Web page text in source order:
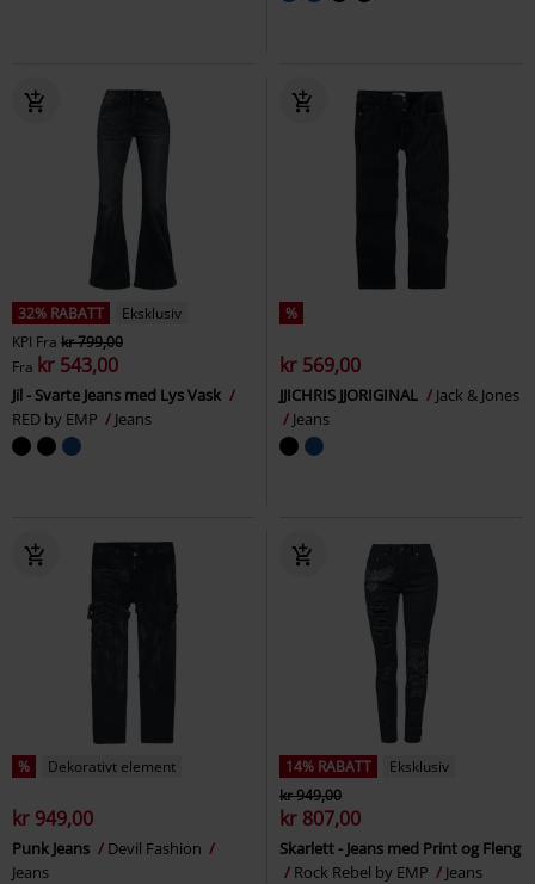
32% RABATT
Eksklusiv
KPI Fra kr 799,00
Fra kr 543,00
Jil - Svarte Jeans med Lys Vask
RED by EMP
Jeans
%
kr 569,00
JJICHRIS JJORIGINAL
Jack & Jones
Jeans
% Dekorativt element
kr 949,00
Punk Jeans
Devil Fashion
Jeans
14% RABATT
Eksklusiv
kr 949,00
kr 807,00
Skarlett - Jeans med Print og Fleng
Rock Rebel by EMP
Jeans